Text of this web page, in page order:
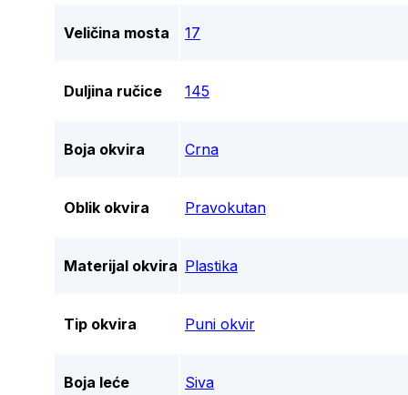
Veličina mosta 17
Duljina ručice 145
Boja okvira Crna
Oblik okvira Pravokutan
Materijal okvira Plastika
Tip okvira Puni okvir
Boja leće Siva